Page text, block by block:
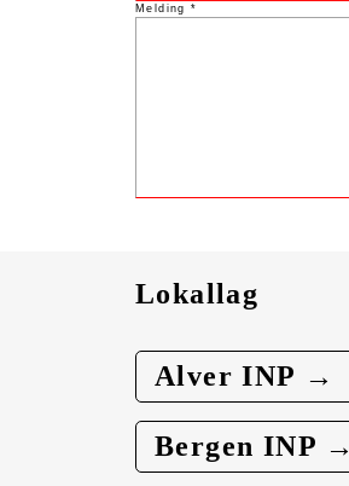
Melding *
Lokallag
Alver INP →
Bergen INP →